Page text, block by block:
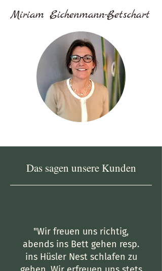
Miriam Eichenmann-Betschart
Das sagen unsere Kunden
"Wir freuen uns richtig,
abends ins Bett gehen resp.
ins Hüsler Nest schlafen zu